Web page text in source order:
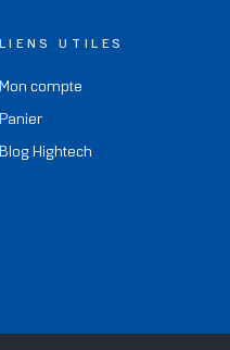
LIENS UTILES
Mon compte
Panier
Blog Hightech